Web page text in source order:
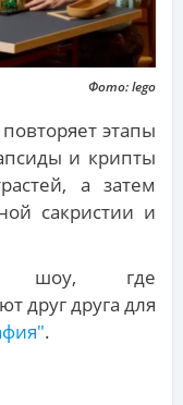
Фото: lego
этапы
и крипты
а затем
сакристии и
шоу, где
друг друга для
.